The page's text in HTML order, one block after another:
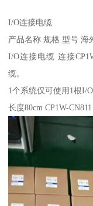
I/O连接电缆
产品名称 规格 型号 海
I/O连接电缆 连接
缆。
1个系统仅可使用1根I/
长度80cm CP1W-